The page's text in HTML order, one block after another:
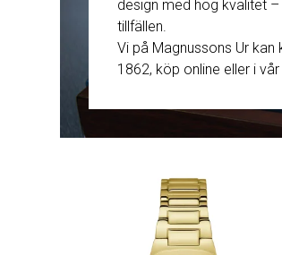
Damklockor
design med hög kvalitet
tillfällen.
Vi på Magnussons Ur
1862, köp online eller i